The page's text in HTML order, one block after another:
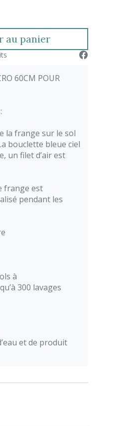
au panier
60CM POUR
:
la frange sur le sol
bouclette bleue ciel
un filet d’air est
frange est
pendant les
à
300 lavages
et de produit